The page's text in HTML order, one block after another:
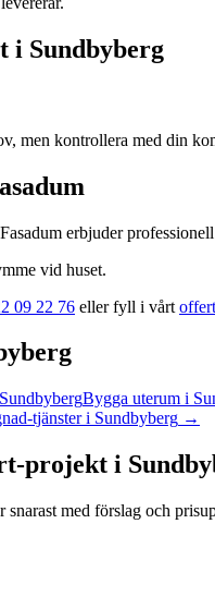
i Sundbyberg
men kontrollera med din
erbjuder professionell
vid huset.
09 22 76 eller fyll i vårt
SundbybergBygga uterum i
-tjänsteri Sundbyberg →
-projekt i
med förslag och